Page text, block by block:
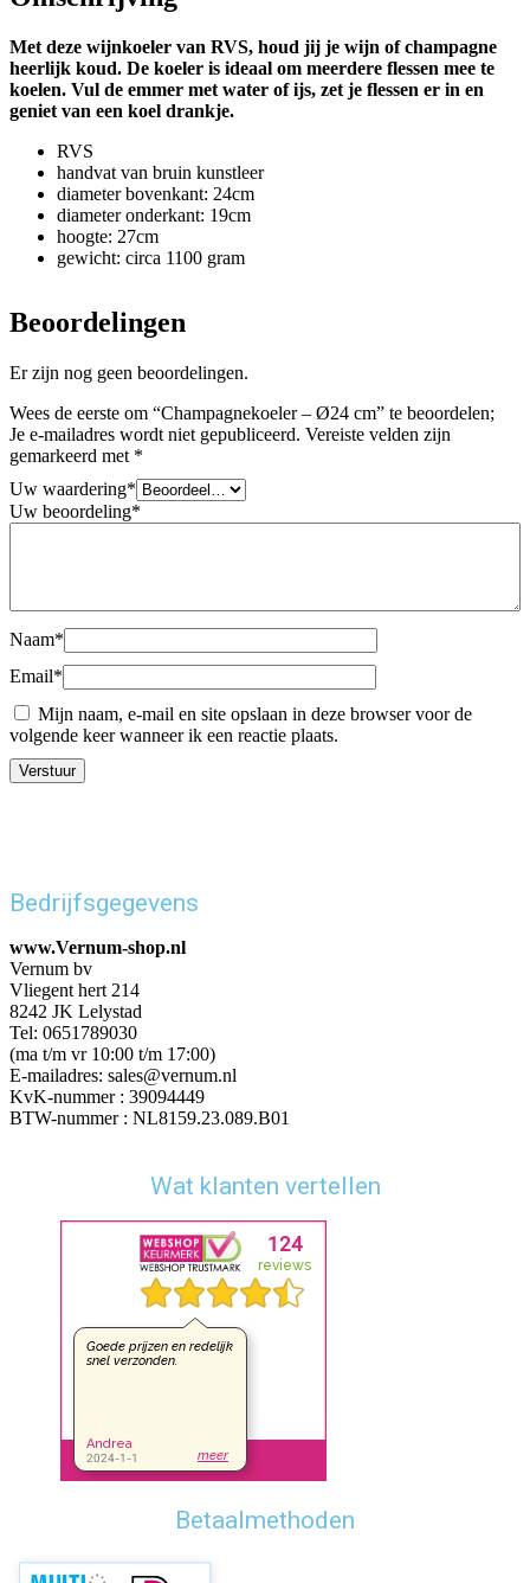
Met deze wijnkoeler van RVS, houd jij je wijn of champagne
heerlijk koud. De koeler is ideaal om meerdere flessen mee te
koelen. Vul de emmer met water of ijs, zet je flessen er in en
geniet van een koel drankje.
RVS
handvat van bruin kunstleer
diameter bovenkant: 24cm
diameter onderkant: 19cm
hoogte: 27cm
gewicht: circa 1100 gram
Beoordelingen
Er zijn nog geen beoordelingen.
Wees de eerste om “Champagnekoeler – Ø24 cm” te beoordelen;
Je e-mailadres wordt niet gepubliceerd. Vereiste velden zijn
gemarkeerd met *
Uw waardering*
Uw beoordeling*
Naam*
Email*
Mijn naam, e-mail en site opslaan in deze browser voor de
volgende keer wanneer ik een reactie plaats.
Bedrijfsgegevens
www.Vernum-shop.nl
Vernum bv
Vliegent hert 214
8242 JK Lelystad
Tel: 0651789030
(ma t/m vr 10:00 t/m 17:00)
E-mailadres: sales@vernum.nl
KvK-nummer : 39094449
BTW-nummer : NL8159.23.089.B01
Wat klanten vertellen
Betaalmethoden